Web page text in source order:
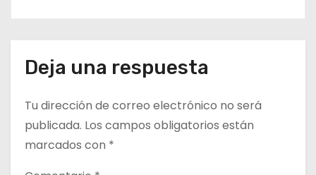
Deja una respuesta
Tu dirección de correo electrónico no será
publicada. Los campos obligatorios están
marcados con *